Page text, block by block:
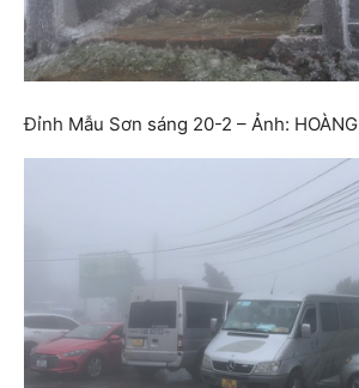
Đỉnh Mẫu Sơn sáng 20-2 – Ảnh: